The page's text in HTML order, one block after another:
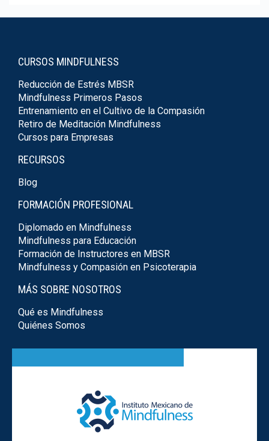
CURSOS MINDFULNESS
Reducción de Estrés MBSR
Mindfulness Primeros Pasos
Entrenamiento en el Cultivo de la Compasión
Retiro de Meditación Mindfulness
Cursos para Empresas
RECURSOS
Blog
FORMACIÓN PROFESIONAL
Diplomado en Mindfulness
Mindfulness para Educación
Formación de Instructores en MBSR
Mindfulness y Compasión en Psicoterapia
MÁS SOBRE NOSOTROS
Qué es Mindfulness
Quiénes Somos